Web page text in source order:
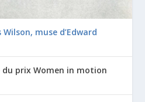
muse d’Edward
du prix Women in motion